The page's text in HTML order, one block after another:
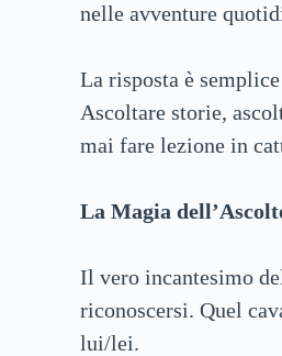
🏰
nelle avventure
La risposta è
Ascoltare storie,
mai fare lezione in
La Magia
Il vero incantesimo
riconoscersi. Quel
lui/lei.